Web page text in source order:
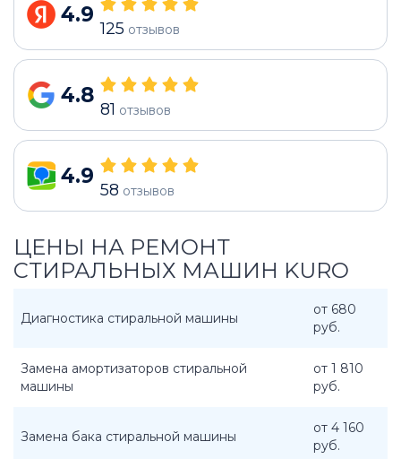
4.9
125 отзывов
4.8
81 отзывов
4.9
58 отзывов
ЦЕНЫ НА РЕМОНТ
СТИРАЛЬНЫХ МАШИН KURO
Диагностика стиральной машины
от 680
руб.
Замена амортизаторов стиральной
машины
от 1 810
руб.
Замена бака стиральной машины
от 4 160
руб.